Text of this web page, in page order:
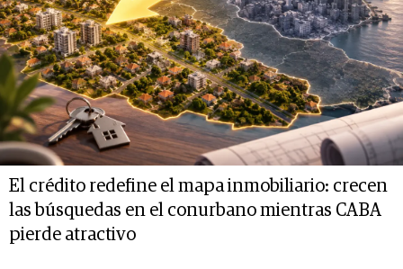
El crédito redefine el mapa inmobiliario: crecen
las búsquedas en el conurbano mientras CABA
pierde atractivo